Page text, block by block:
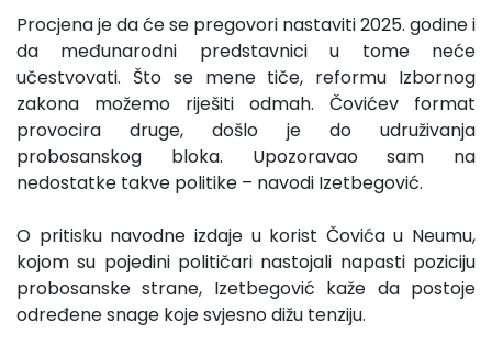
Procjena je da će se pregovori nastaviti 2025. godine i
da međunarodni predstavnici u tome neće
učestvovati. Što se mene tiče, reformu Izbornog
zakona možemo riješiti odmah. Čovićev format
provocira druge, došlo je do udruživanja
probosanskog bloka. Upozoravao sam na
nedostatke takve politike – navodi Izetbegović.
O pritisku navodne izdaje u korist Čovića u Neumu,
kojom su pojedini političari nastojali napasti poziciju
probosanske strane, Izetbegović kaže da postoje
određene snage koje svjesno dižu tenziju.